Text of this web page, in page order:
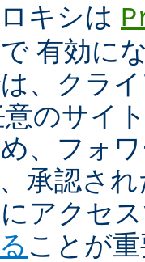
キシは
有効に
、クラ
のサイ
、フォ
承認さ
アクセ
ことが